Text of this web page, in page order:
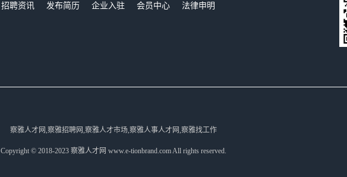
招聘资讯 发布简历 企业入驻 会员中心
法律申明
察雅人才网,察雅招聘网,察雅人才市场,察雅人事人才网,察雅找工作
Copyright © 2018-2023 察雅人才网 www.e-tionbrand.com All rights reserved.